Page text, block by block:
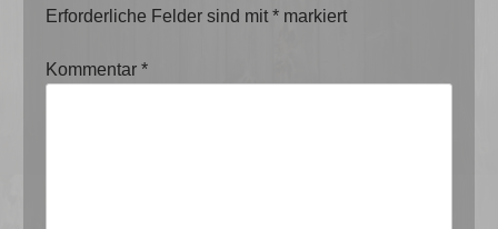
Erforderliche Felder sind mit* markiert
Kommentar*